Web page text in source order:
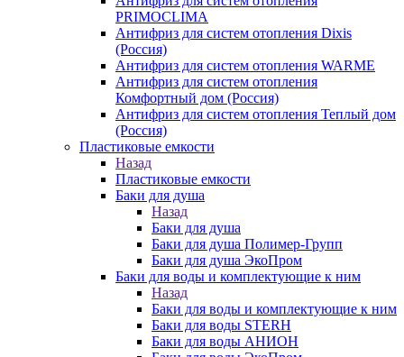
PRIMOCLIMA
Антифриз для систем отопления Dixis
(Россия)
Антифриз для систем отопления WARME
Антифриз для систем отопления
Комфортный дом (Россия)
Антифриз для систем отопления Теплый дом
(Россия)
Пластиковые емкости
Назад
Пластиковые емкости
Баки для душа
Назад
Баки для душа
Баки для душа Полимер-Групп
Баки для душа ЭкоПром
Баки для воды и комплектующие к ним
Назад
Баки для воды и комплектующие к ним
Баки для воды STERH
Баки для воды АНИОН